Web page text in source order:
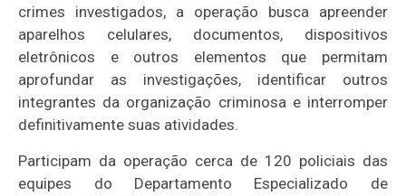
crimes investigados, a operação busca apreender
aparelhos celulares, documentos, dispositivos
eletrônicos e outros elementos que permitam
aprofundar as investigações, identificar outros
integrantes da organização criminosa e interromper
definitivamente suas atividades.
Participam da operação cerca de 120 policiais das
equipes do Departamento Especializado de